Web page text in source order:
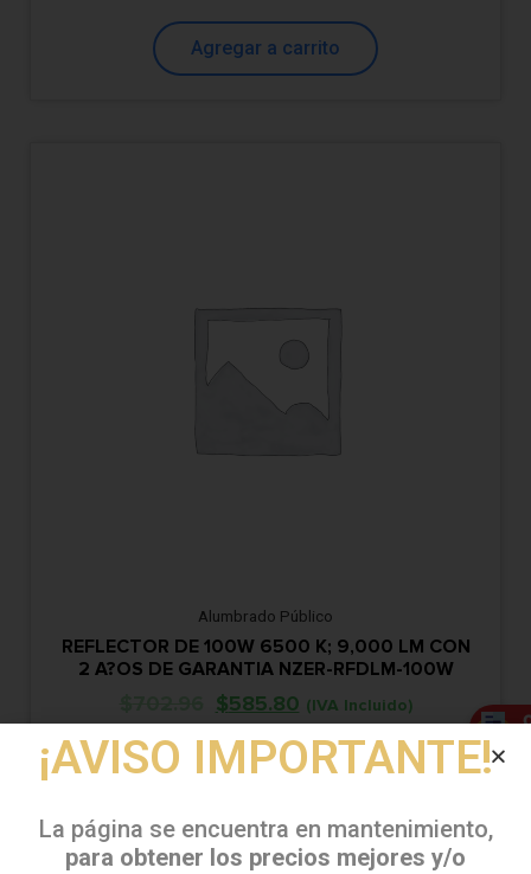
Agregar a carrito
Alumbrado Público
REFLECTOR DE 100W 6500 K; 9,000 LM CON
2 A?OS DE GARANTIA NZER-RFDLM-100W
$585.80 (IVA Incluido)
Agregar a carrito
¡AVISO IMPORTANTE!
La página se encuentra en mantenimiento,
para obtener los precios mejores y/o